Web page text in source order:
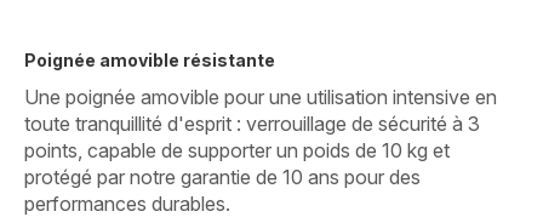
Poignée amovible résistante
Une poignée amovible pour une utilisation intensive en
toute tranquillité d'esprit : verrouillage de sécurité à 3
points, capable de supporter un poids de 10 kg et
protégé par notre garantie de 10 ans pour des
performances durables.